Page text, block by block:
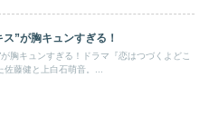
”が胸キュンすぎる！
が胸キュンすぎる！ドラマ『恋はつづくよどこ
佐藤健と上白石萌音。...